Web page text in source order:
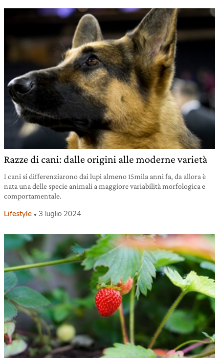
Razze di cani: dalle origini alle moderne varietà
I cani si differenziarono dai lupi almeno 15mila anni fa, da allora è
nata una delle specie animali a maggiore variabilità morfologica e
comportamentale.
Lifestyle 3 luglio 2024